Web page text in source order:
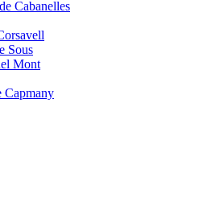
Cabanelles
Sous
Mont
Capmany